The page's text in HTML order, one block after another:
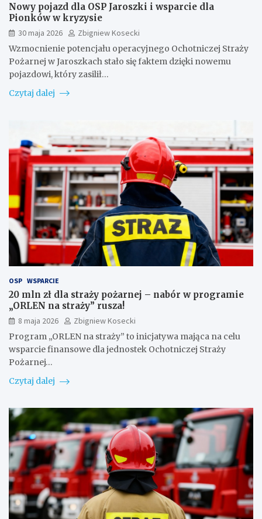
Nowy pojazd dla OSP Jaroszki i wsparcie dla
Pionków w kryzysie
30 maja 2026
Zbigniew Kosecki
Wzmocnienie potencjału operacyjnego Ochotniczej Straży
Pożarnej w Jaroszkach stało się faktem dzięki nowemu
pojazdowi, który zasilił…
Czytaj dalej
OSP WSPARCIE
20 mln zł dla straży pożarnej – nabór w programie
„ORLEN na straży” rusza!
8 maja 2026
Zbigniew Kosecki
Program „ORLEN na straży” to inicjatywa mająca na celu
wsparcie finansowe dla jednostek Ochotniczej Straży
Pożarnej…
Czytaj dalej